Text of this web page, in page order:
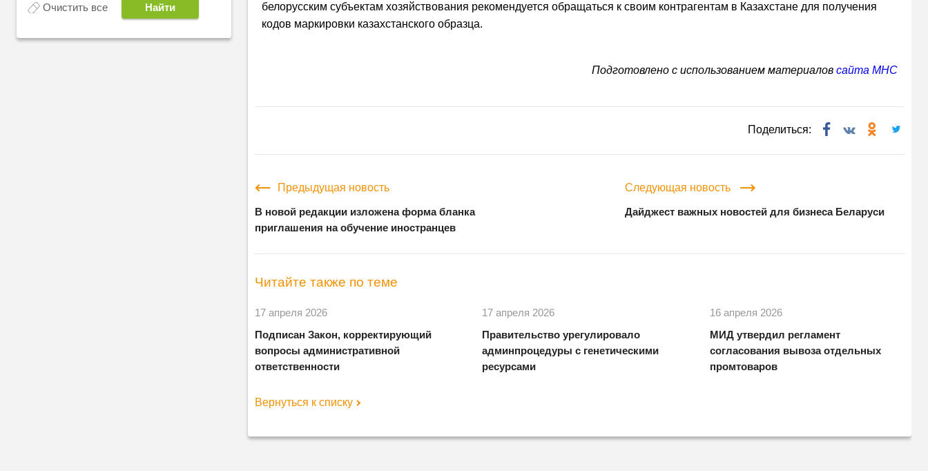
Очистить все
белорусским субъектам хозяйствования рекомендуется обращаться к своим контрагентам в Казахстане для получения
кодов маркировки казахстанского образца.
Подготовлено с использованием материалов сайта МНС
Поделиться:
Предыдущая новость
В новой редакции изложена форма бланка
приглашения на обучение иностранцев
Следующая новость
Дайджест важных новостей для бизнеса Беларуси
Читайте также по теме
17 апреля 2026
Подписан Закон, корректирующий
вопросы административной
ответственности
17 апреля 2026
Правительство урегулировало
админпроцедуры с генетическими
ресурсами
16 апреля 2026
МИД утвердил регламент
согласования вывоза отдельных
промтоваров
Вернуться к списку